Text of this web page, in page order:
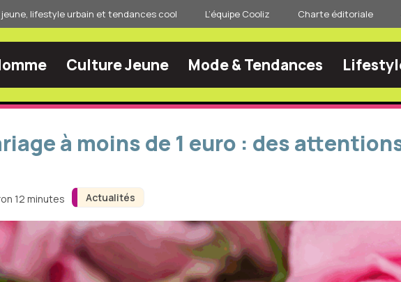
lifestyle urbain et tendances cool L’équipe Cooliz Charte éditoriale
Culture Jeune Mode & Tendances
Actualités
à moins de 1 euro : des
12 minutes